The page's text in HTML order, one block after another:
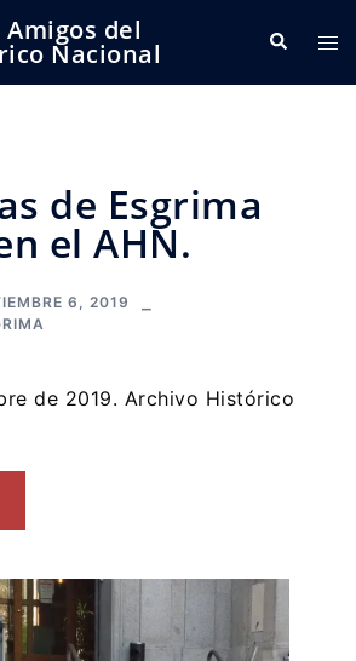
del
Nacional Buscar
de Esgrima
el AHN.
6, 2019
de 2019. Archivo Histórico